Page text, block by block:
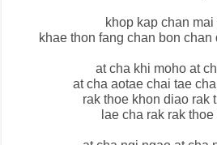
khop kap chan mai
khae thon fang chan bon
at cha khi moho at
at cha aotae chai tae
rak thoe khon diao rak
lae cha rak rak